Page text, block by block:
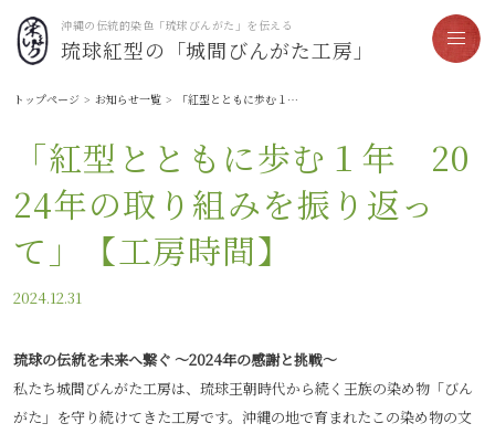
沖縄の伝統的染色「琉球びんがた」を伝える
琉球紅型の「城間びんがた工房」
トップページ お知らせ一覧 「紅型とともに歩む１年 2024年の取り組みを振り返って」【工房時間】
「紅型とともに歩む１年 20
24年の取り組みを振り返っ
て」【工房時間】
2024.12.31
琉球の伝統を未来へ繋ぐ ～2024年の感謝と挑戦～
私たち城間びんがた工房は、琉球王朝時代から続く王族の染め物「びん
がた」を守り続けてきた工房です。沖縄の地で育まれたこの染め物の文